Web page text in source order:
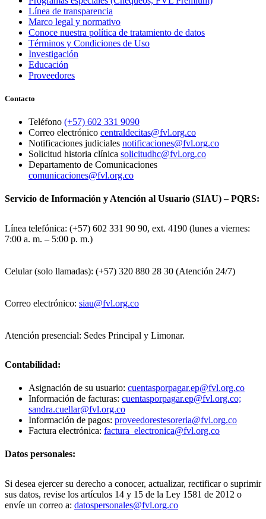
Línea de transparencia
Marco legal y normativo
Conoce nuestra política de tratamiento de datos
Términos y Condiciones de Uso
Investigación
Educación
Proveedores
Contacto
Teléfono (+57) 602 331 9090
Correo electrónico centraldecitas@fvl.org.co
Notificaciones judiciales notificaciones@fvl.org.co
Solicitud historia clínica solicitudhc@fvl.org.co
Departamento de Comunicaciones
comunicaciones@fvl.org.co
Servicio de Información y Atención al Usuario (SIAU) – PQRS:
Línea telefónica: (+57) 602 331 90 90, ext. 4190 (lunes a viernes:
7:00 a. m. – 5:00 p. m.)
Celular (solo llamadas): (+57) 320 880 28 30 (Atención 24/7)
Correo electrónico: siau@fvl.org.co
Atención presencial: Sedes Principal y Limonar.
Contabilidad:
Asignación de su usuario: cuentasporpagar.ep@fvl.org.co
Información de facturas: cuentasporpagar.ep@fvl.org.co;
sandra.cuellar@fvl.org.co
Información de pagos: proveedorestesoreria@fvl.org.co
Factura electrónica: factura_electronica@fvl.org.co
Datos personales:
Si desea ejercer su derecho a conocer, actualizar, rectificar o suprimir
sus datos, revise los artículos 14 y 15 de la Ley 1581 de 2012 o
envíe un correo a: datospersonales@fvl.org.co